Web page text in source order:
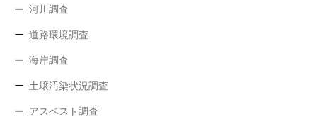
河川調査
道路環境調査
海岸調査
土壌汚染状況調査
アスベスト調査